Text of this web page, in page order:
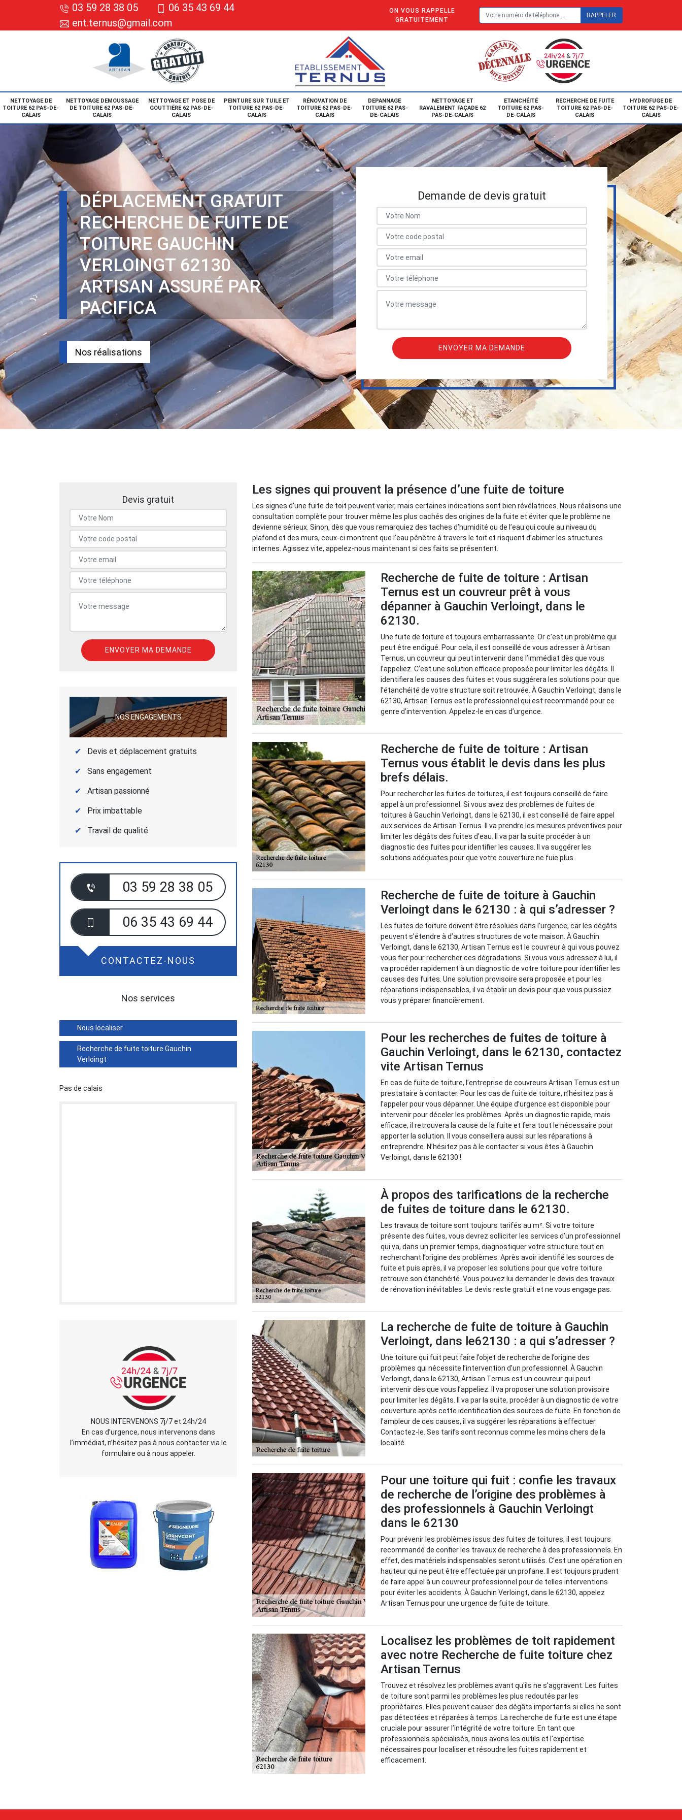
03 59 28 38 05
06 35 43 69 44
ent.ternus@gmail.com
ON VOUS RAPPELLE
GRATUITEMENT
NETTOYAGE DE
TOITURE 62 PAS-DE-
CALAIS
NETTOYAGE DEMOUSSAGE
DE TOITURE 62 PAS-DE-
CALAIS
NETTOYAGE ET POSE DE
GOUTTIÈRE 62 PAS-DE-
CALAIS
PEINTURE SUR TUILE ET
TOITURE 62 PAS-DE-
CALAIS
RÉNOVATION DE
TOITURE 62 PAS-DE-
CALAIS
DEPANNAGE
TOITURE 62 PAS-
DE-CALAIS
NETTOYAGE ET
RAVALEMENT FAÇADE 62
PAS-DE-CALAIS
ETANCHÉITÉ
TOITURE 62 PAS-
DE-CALAIS
RECHERCHE DE FUITE
TOITURE 62 PAS-DE-
CALAIS
HYDROFUGE DE
TOITURE 62 PAS-DE-
CALAIS
DÉPLACEMENT GRATUIT
RECHERCHE DE FUITE DE
TOITURE GAUCHIN
VERLOINGT 62130
ARTISAN ASSURÉ PAR
PACIFICA
Nos réalisations
Demande de devis gratuit
Devis gratuit
NOS ENGAGEMENTS
Devis et déplacement gratuits
Sans engagement
Artisan passionné
Prix imbattable
Travail de qualité
03 59 28 38 05
06 35 43 69 44
CONTACTEZ-NOUS
Nos services
Nous localiser
Recherche de fuite toiture Gauchin
Verloingt
Pas de calais
NOUS INTERVENONS 7j/7 et 24h/24
En cas d’urgence, nous intervenons dans
l’immédiat, n’hésitez pas à nous contacter via le
formulaire ou à nous appeler.
Les signes qui prouvent la présence d’une fuite de toiture
Les signes d’une fuite de toit peuvent varier, mais certaines indications sont bien révélatrices. Nous réalisons une
consultation complète pour trouver même les plus cachés des origines de la fuite et éviter que le problème ne
devienne sérieux. Sinon, dès que vous remarquiez des taches d’humidité ou de l’eau qui coule au niveau du
plafond et des murs, ceux-ci montrent que l’eau pénètre à travers le toit et risquent d’abimer les structures
internes. Agissez vite, appelez-nous maintenant si ces faits se présentent.
Recherche de fuite de toiture : Artisan
Ternus est un couvreur prêt à vous
dépanner à Gauchin Verloingt, dans le
62130.
Une fuite de toiture et toujours embarrassante. Or c’est un problème qui
peut être endigué. Pour cela, il est conseillé de vous adresser à Artisan
Ternus, un couvreur qui peut intervenir dans l’immédiat dès que vous
l’appeliez. C’est une solution efficace proposée pour limiter les dégâts. Il
identifiera les causes des fuites et vous suggérera les solutions pour que
l’étanchéité de votre structure soit retrouvée. À Gauchin Verloingt, dans le
62130, Artisan Ternus est le professionnel qui est recommandé pour ce
genre d’intervention. Appelez-le en cas d’urgence.
Recherche de fuite de toiture : Artisan
Ternus vous établit le devis dans les plus
brefs délais.
Pour rechercher les fuites de toitures, il est toujours conseillé de faire
appel à un professionnel. Si vous avez des problèmes de fuites de
toitures à Gauchin Verloingt, dans le 62130, il est conseillé de faire appel
aux services de Artisan Ternus. Il va prendre les mesures préventives pour
limiter les dégâts des fuites d’eau. Il va par la suite procéder à un
diagnostic des fuites pour identifier les causes. Il va suggérer les
solutions adéquates pour que votre couverture ne fuie plus.
Recherche de fuite de toiture à Gauchin
Verloingt dans le 62130 : à qui s’adresser ?
Les fuites de toiture doivent être résolues dans l’urgence, car les dégâts
peuvent s’étendre à d’autres structures de vote maison. À Gauchin
Verloingt, dans le 62130, Artisan Ternus est le couvreur à qui vous pouvez
vous fier pour rechercher ces dégradations. Si vous vous adressez à lui, il
va procéder rapidement à un diagnostic de votre toiture pour identifier les
causes des fuites. Une solution provisoire sera proposée et pour les
réparations indispensables, il va établir un devis pour que vous puissiez
vous y préparer financièrement.
Pour les recherches de fuites de toiture à
Gauchin Verloingt, dans le 62130, contactez
vite Artisan Ternus
En cas de fuite de toiture, l’entreprise de couvreurs Artisan Ternus est un
prestataire à contacter. Pour les cas de fuite de toiture, n’hésitez pas à
l’appeler pour vous dépanner. Une équipe d’urgence est disponible pour
intervenir pour déceler les problèmes. Après un diagnostic rapide, mais
efficace, il retrouvera la cause de la fuite et fera tout le nécessaire pour
apporter la solution. Il vous conseillera aussi sur les réparations à
entreprendre. N’hésitez pas à le contacter si vous êtes à Gauchin
Verloingt, dans le 62130 !
À propos des tarifications de la recherche
de fuites de toiture dans le 62130.
Les travaux de toiture sont toujours tarifés au m². Si votre toiture
présente des fuites, vous devrez solliciter les services d’un professionnel
qui va, dans un premier temps, diagnostiquer votre structure tout en
recherchant l’origine des problèmes. Après avoir identifié les sources de
fuite et puis après, il va proposer les solutions pour que votre toiture
retrouve son étanchéité. Vous pouvez lui demander le devis des travaux
de rénovation inévitables. Le devis reste gratuit et ne vous engage pas.
La recherche de fuite de toiture à Gauchin
Verloingt, dans le62130 : a qui s’adresser ?
Une toiture qui fuit peut faire l’objet de recherche de l’origine des
problèmes qui nécessite l’intervention d’un professionnel. À Gauchin
Verloingt, dans le 62130, Artisan Ternus est un couvreur qui peut
intervenir dès que vous l’appeliez. Il va proposer une solution provisoire
pour limiter les dégâts. Il va par la suite, procéder à un diagnostic de votre
couverture après cette identification des sources de fuite. En fonction de
l’ampleur de ces causes, il va suggérer les réparations à effectuer.
Contactez-le. Ses tarifs sont reconnus comme les moins chers de la
localité.
Pour une toiture qui fuit : confie les travaux
de recherche de l’origine des problèmes à
des professionnels à Gauchin Verloingt
dans le 62130
Pour prévenir les problèmes issus des fuites de toitures, il est toujours
recommandé de confier les travaux de recherche à des professionnels. En
effet, des matériels indispensables seront utilisés. C’est une opération en
hauteur qui ne peut être effectuée par un profane. Il est toujours prudent
de faire appel à un couvreur professionnel pour de telles interventions
pour éviter les accidents. À Gauchin Verloingt, dans le 62130, appelez
Artisan Ternus pour une urgence de fuite de toiture.
Localisez les problèmes de toit rapidement
avec notre Recherche de fuite toiture chez
Artisan Ternus
Trouvez et résolvez les problèmes avant qu'ils ne s'aggravent. Les fuites
de toiture sont parmi les problèmes les plus redoutés par les
propriétaires. Elles peuvent causer des dégâts importants si elles ne sont
pas détectées et réparées à temps. La recherche de fuite est une étape
cruciale pour assurer l’intégrité de votre toiture. En tant que
professionnels spécialisés, nous avons les outils et l'expertise
nécessaires pour localiser et résoudre les fuites rapidement et
efficacement.